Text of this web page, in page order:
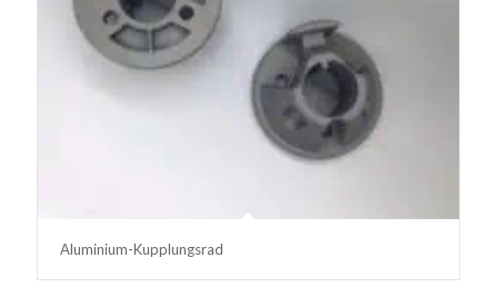
Aluminium-Kupplungsrad